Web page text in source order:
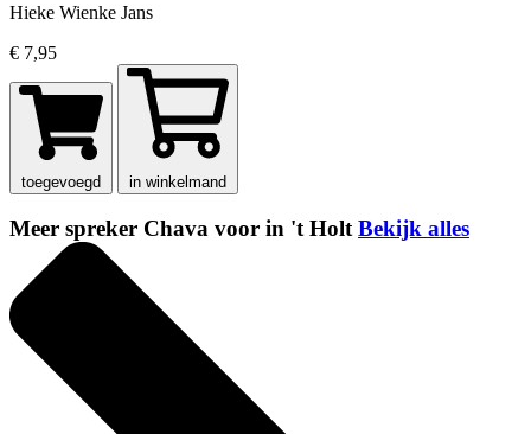
Hieke Wienke Jans
€ 7,95
toegevoegd in winkelmand
Meer spreker Chava voor in 't HoltBekijk alles